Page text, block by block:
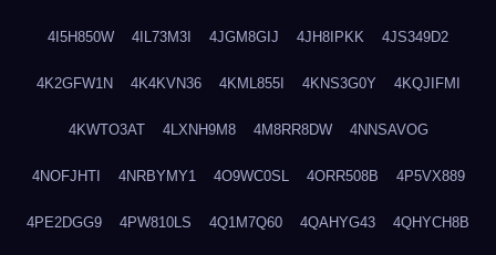
4I5H850W 4IL73M3I 4JGM8GIJ 4JH8IPKK 4JS349D2
4K2GFW1N 4K4KVN36 4KML855I 4KNS3G0Y 4KQJIFMI
4KWTO3AT 4LXNH9M8 4M8RR8DW 4NNSAVOG
4NOFJHTI 4NRBYMY1 4O9WC0SL 4ORR508B 4P5VX889
4PE2DGG9 4PW810LS 4Q1M7Q60 4QAHYG43 4QHYCH8B